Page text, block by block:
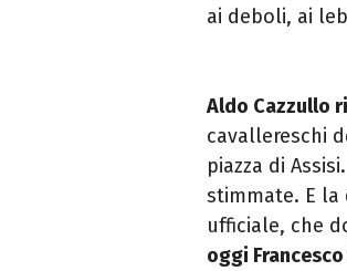
ai deboli, ai
Aldo Cazzullo
cavallereschi
piazza di
stimmate. E la
ufficiale, che
oggi